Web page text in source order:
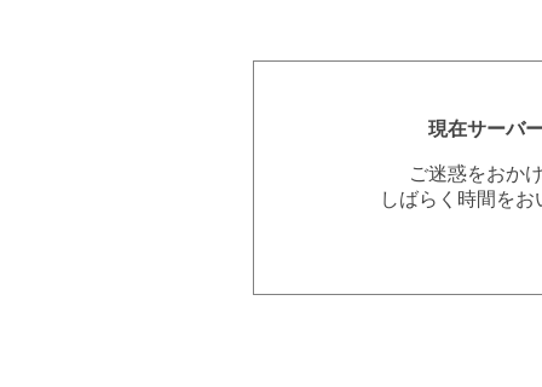
現在サーバ
ご迷惑をおか
しばらく時間を